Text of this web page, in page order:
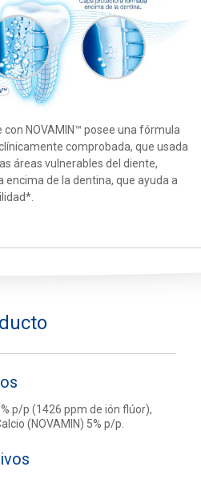
NOVAMIN™ posee una fórmula
comprobada, que usada
áreas vulnerables del diente,
de la dentina, que ayuda a
p/p (1426 ppm de ión flúor),
(NOVAMIN) 5% p/p.